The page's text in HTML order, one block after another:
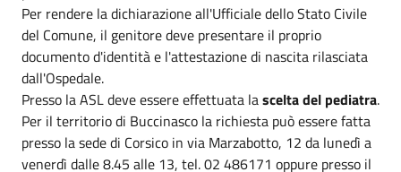
Per rendere la dichiarazione all'Ufficiale dello Stato Civile
del Comune, il genitore deve presentare il proprio
documento d'identità e l'attestazione di nascita rilasciata
dall'Ospedale.
Presso la ASL deve essere effettuata lascelta del pediatra.
Per il territorio di Buccinasco la richiesta può essere fatta
presso la sede di Corsico in via Marzabotto, 12 da lunedì a
venerdì dalle 8.45 alle 13, tel. 02 486171 oppure presso il